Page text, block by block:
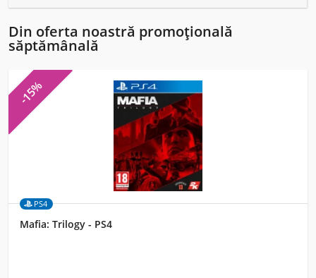
Din oferta noastră promoțională
săptămânală
-15%
PS4
Mafia: Trilogy - PS4